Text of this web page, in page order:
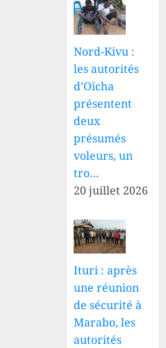
Nord-Kivu :
les autorités
d’Oïcha
présentent
deux
présumés
voleurs, un
tro…
20 juillet 2026
Ituri : après
une réunion
de sécurité à
Marabo, les
autorités